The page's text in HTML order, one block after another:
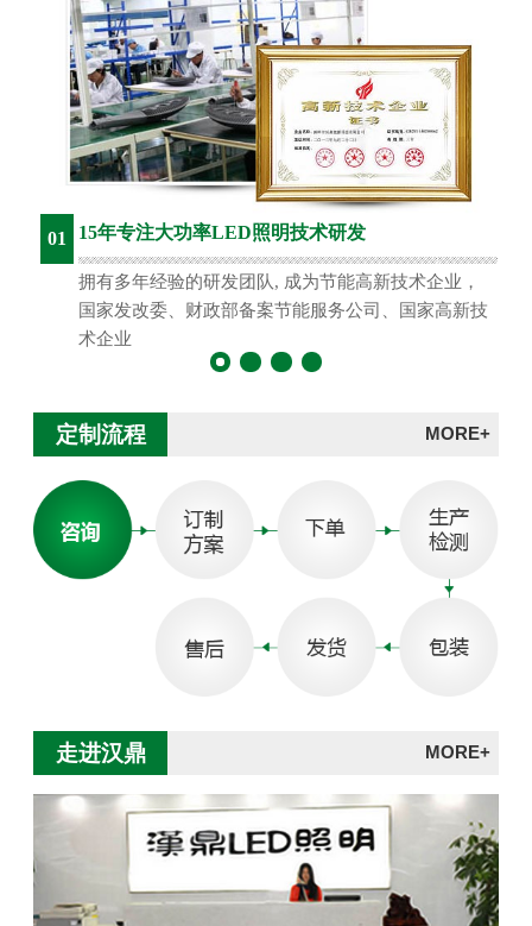
01 15年专注大功率LED照明技术研发
拥有多年经验的研发团队, 成为节能高新技术企业，
国家发改委、财政部备案节能服务公司、国家高新技
术企业
定制流程 MORE+
走进汉鼎 MORE+